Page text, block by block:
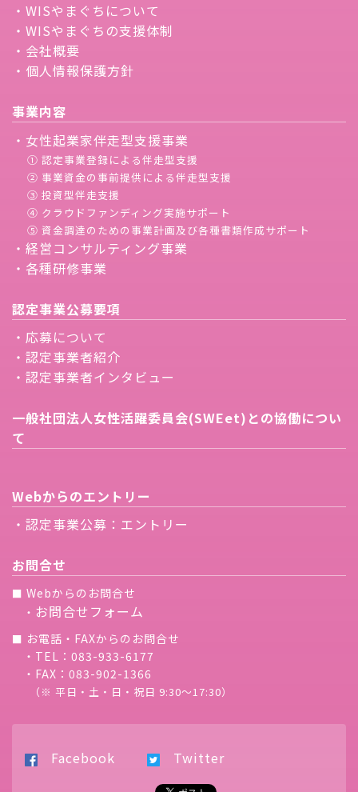
・WISやまぐちについて
・WISやまぐちの支援体制
・会社概要
・個人情報保護方針
事業内容
・女性起業家伴走型支援事業
① 認定事業登録による伴走型支援
② 事業資金の事前提供による伴走型支援
③ 投資型伴走支援
④ クラウドファンディング実施サポート
⑤ 資金調達のための事業計画及び各種書類作成サポート
・経営コンサルティング事業
・各種研修事業
認定事業公募要項
・応募について
・認定事業者紹介
・認定事業者インタビュー
一般社団法人女性活躍委員会(SWEet)との協働につい
て
Webからのエントリー
・認定事業公募：エントリー
お問合せ
■ Webからのお問合せ
・ お問合せフォーム
■ お電話・FAXからのお問合せ
・TEL：083-933-6177
・FAX：083-902-1366
（※ 平日・土・日・祝日 9:30〜17:30）
Facebook Twitter